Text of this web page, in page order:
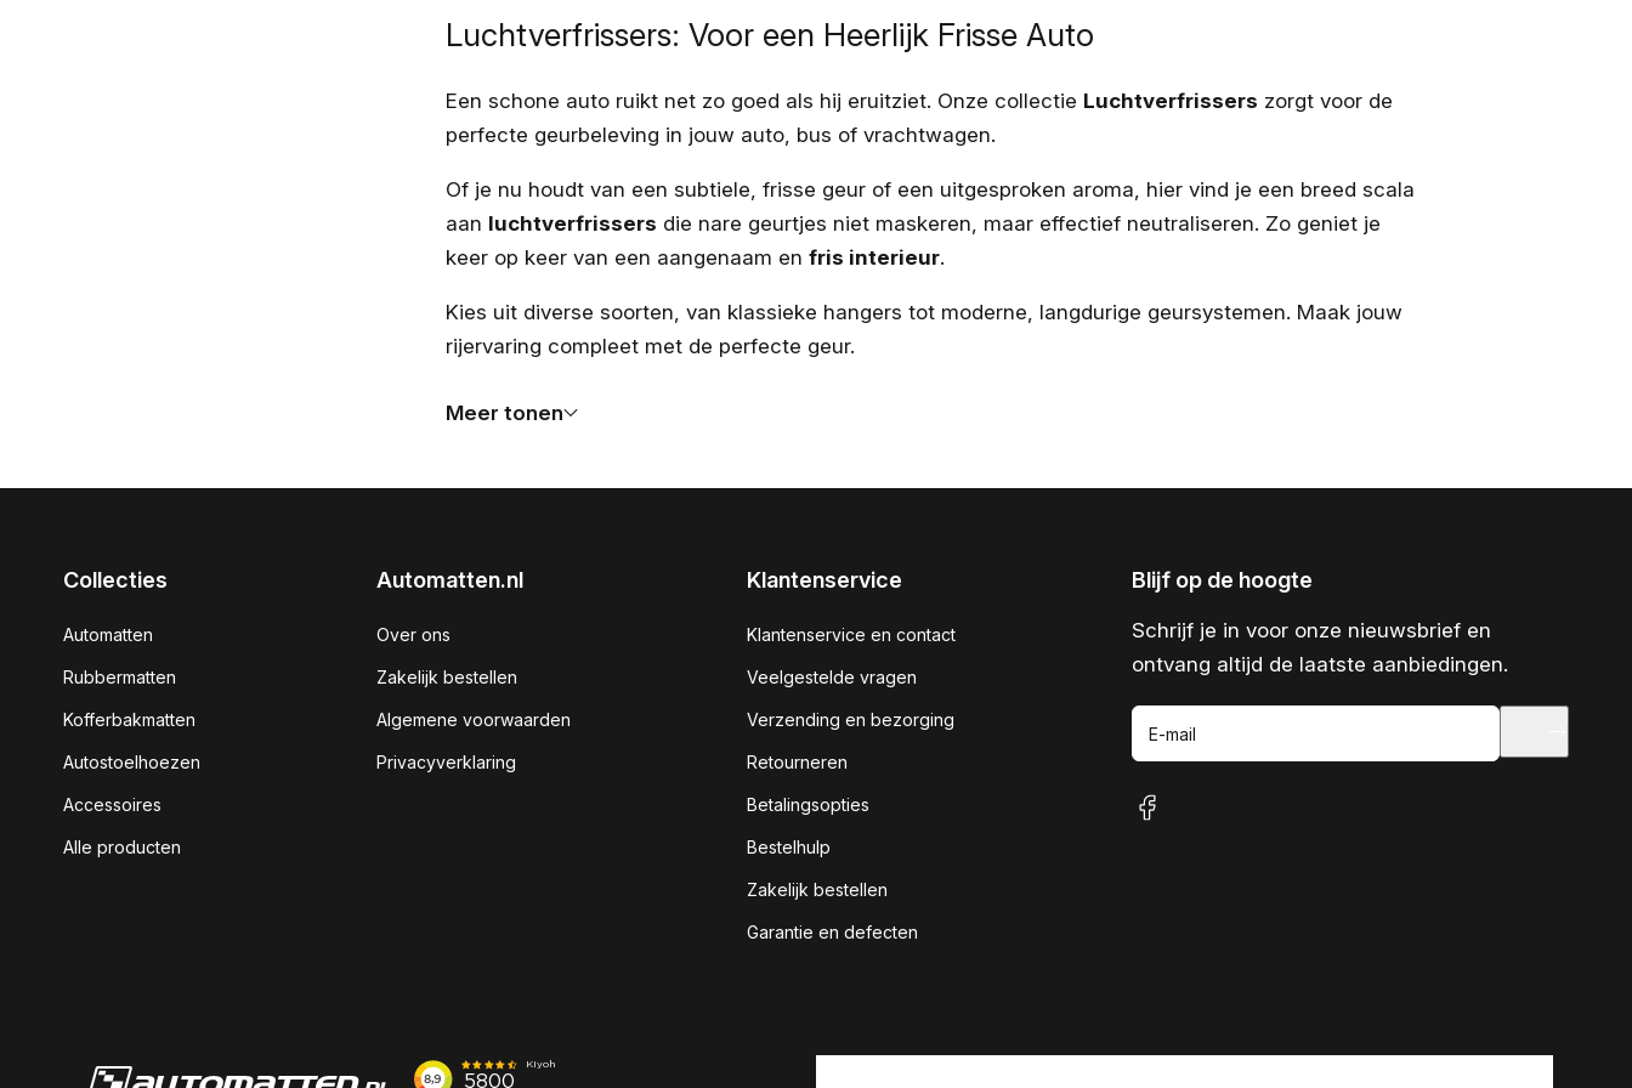
Luchtverfrissers: Voor een Heerlijk Frisse Auto
Een schone auto ruikt net zo goed als hij eruitziet. Onze collectie Luchtverfrissers zorgt voor de
perfecte geurbeleving in jouw auto, bus of vrachtwagen.
Of je nu houdt van een subtiele, frisse geur of een uitgesproken aroma, hier vind je een breed scala
aan luchtverfrissers die nare geurtjes niet maskeren, maar effectief neutraliseren. Zo geniet je
keer op keer van een aangenaam en fris interieur.
Kies uit diverse soorten, van klassieke hangers tot moderne, langdurige geursystemen. Maak jouw
rijervaring compleet met de perfecte geur.
Meer tonen
Collecties
Automatten
Rubbermatten
Kofferbakmatten
Autostoelhoezen
Accessoires
Alle producten
Automatten.nl
Over ons
Zakelijk bestellen
Algemene voorwaarden
Privacyverklaring
Klantenservice
Klantenservice en contact
Veelgestelde vragen
Verzending en bezorging
Retourneren
Betalingsopties
Bestelhulp
Zakelijk bestellen
Garantie en defecten
Blijf op de hoogte
Schrijf je in voor onze nieuwsbrief en
ontvang altijd de laatste aanbiedingen.
E-mail
facebook